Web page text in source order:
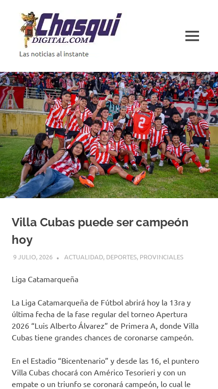
contenido
noticias
al
instante
MENÚ
Villa Cubas puede ser campeón
hoy
9 JULIO, 2026 H P
ACTUALIDAD, DEPORTES, PROVINCIALES
Liga Catamarqueña
La Liga Catamarqueña de Fútbol abrirá hoy la 13ra y
última fecha de la fase regular del torneo Apertura
2026 “Luis Alberto Álvarez” de Primera A, donde Villa
Cubas tiene grandes chances de coronarse campeón.
En el Estadio “Bicentenario” y desde las 16, el puntero
Villa Cubas chocará con Américo Tesorieri y con un
empate o un triunfo se coronará campeón, lo cual le